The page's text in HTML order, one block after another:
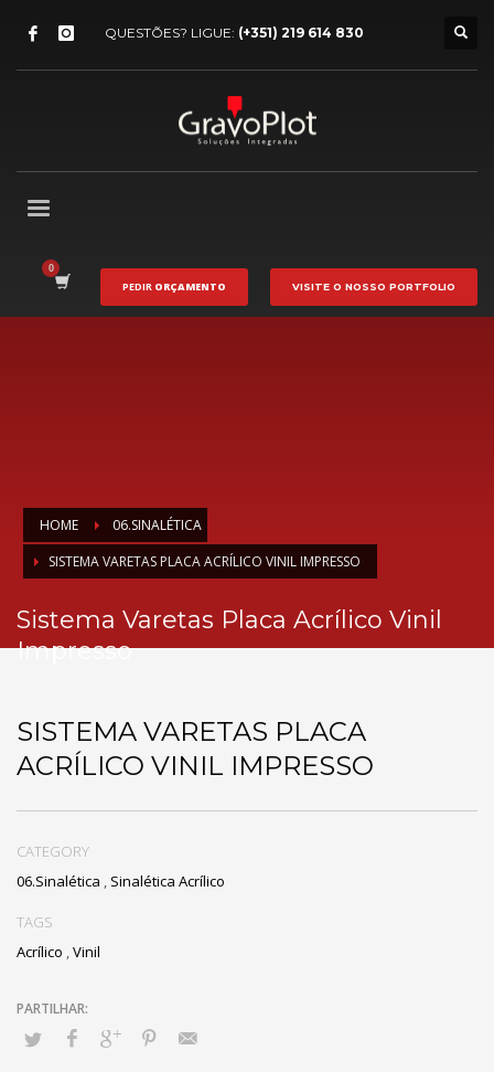
QUESTÕES? LIGUE: (+351) 219 614 830
PEDIR ORÇAMENTO VISITE O NOSSO PORTFOLIO
HOME
06.SINALÉTICA
SISTEMA VARETAS PLACA ACRÍLICO VINIL IMPRESSO
Sistema Varetas Placa Acrílico Vinil
Impresso
SISTEMA VARETAS PLACA
ACRÍLICO VINIL IMPRESSO
CATEGORY
06.Sinalética , Sinalética Acrílico
TAGS
Acrílico ,Vinil